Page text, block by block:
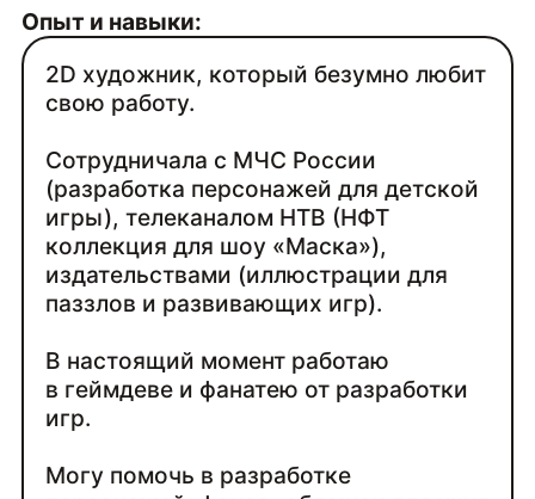
Опыт и навыки:
2D художник, который безумно любит
свою работу.
Сотрудничала с МЧС России
(разработка персонажей для детской
игры), телеканалом НТВ (НФТ
коллекция для шоу «Маска»),
издательствами (иллюстрации для
паззлов и развивающих игр).
В настоящий момент работаю
в геймдеве и фанатею от разработки
игр.
Могу помочь в разработке